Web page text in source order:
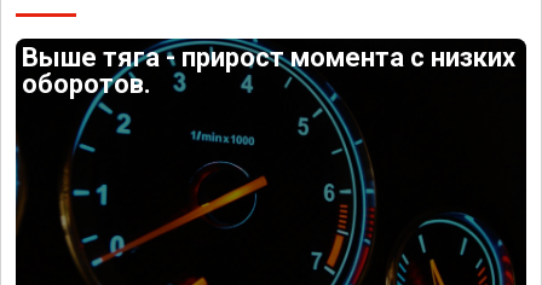
Выше тяга - прирост момента с низких
оборотов.